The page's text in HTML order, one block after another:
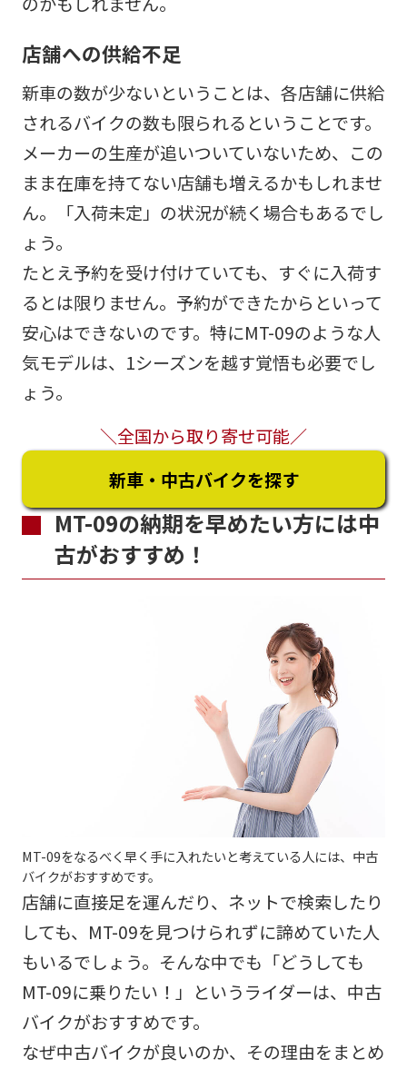
店舗への供給不足
新車の数が少ないということは、各店舗に供給
されるバイクの数も限られるということです。
メーカーの生産が追いついていないため、この
まま在庫を持てない店舗も増えるかもしれませ
ん。「入荷未定」の状況が続く場合もあるでし
ょう。
たとえ予約を受け付けていても、すぐに入荷す
るとは限りません。予約ができたからといって
安心はできないのです。特にMT-09のような人
気モデルは、1シーズンを越す覚悟も必要でし
ょう。
＼全国から取り寄せ可能／
新車・中古バイクを探す
MT-09の納期を早めたい方には中
古がおすすめ！
MT-09をなるべく早く手に入れたいと考えている人には、中古
バイクがおすすめです。
店舗に直接足を運んだり、ネットで検索したり
しても、MT-09を見つけられずに諦めていた人
もいるでしょう。​​そんな中でも「どうしても
MT-09に乗りたい！」というライダーは、中古
バイクがおすすめです。
なぜ中古バイクが良いのか、その理由をまとめ